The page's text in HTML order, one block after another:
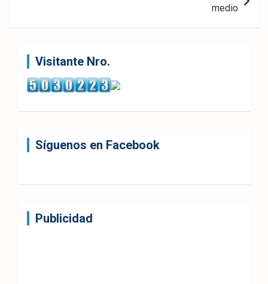
medio
Visitante Nro.
Síguenos en Facebook
Publicidad